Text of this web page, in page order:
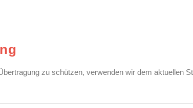
zu schützen, verwenden wir dem aktuellen